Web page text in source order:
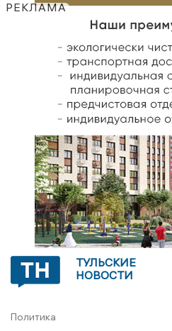
РЕКЛАМА
ТУЛЬСКИЕ
НОВОСТИ
Политика